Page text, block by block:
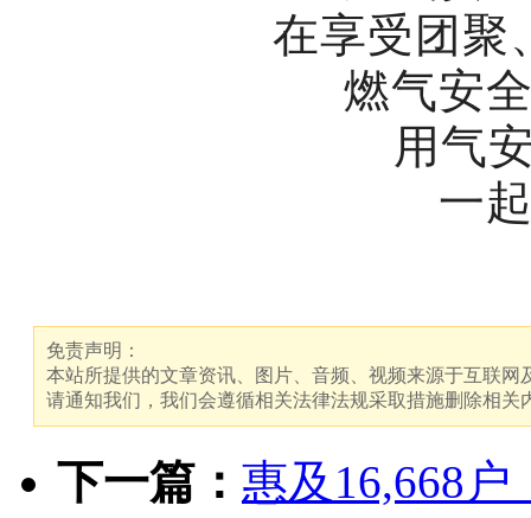
在享受团聚
燃气安
用气
一
免责声明：
本站所提供的文章资讯、图片、音频、视频来源于互联
请通知我们，我们会遵循相关法律法规采取措施删除相关
下一篇： 惠及16,668